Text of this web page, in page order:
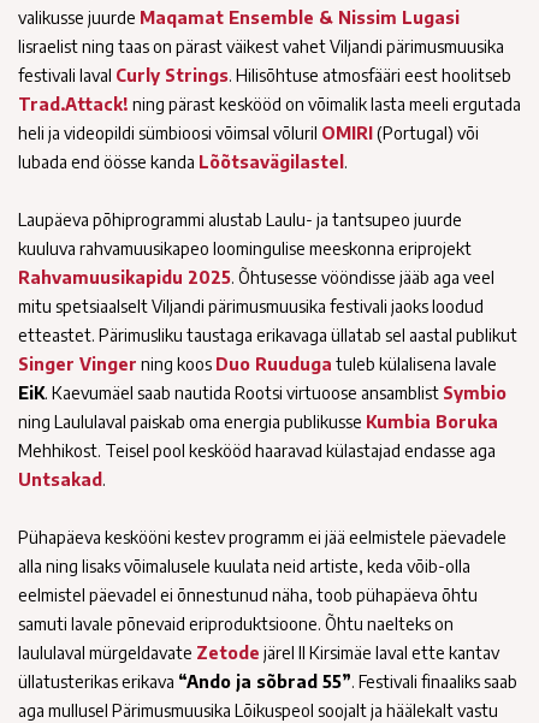
valikusse juurde Maqamat Ensemble & Nissim Lugasi
Iisraelist ning taas on pärast väikest vahet Viljandi pärimusmuusika
festivali laval Curly Strings. Hilisõhtuse atmosfääri eest hoolitseb
Trad.Attack! ning pärast keskööd on võimalik lasta meeli ergutada
heli ja videopildi sümbioosi võimsal võluril OMIRI(Portugal) või
lubada end öösse kanda Lõõtsavägilastel .
Laupäeva põhiprogrammi alustab Laulu- ja tantsupeo juurde
kuuluva rahvamuusikapeo loomingulise meeskonna eriprojekt
Rahvamuusikapidu 2025. Õhtusesse vööndisse jääb aga veel
mitu spetsiaalselt Viljandi pärimusmuusika festivali jaoks loodud
etteastet. Pärimusliku taustaga erikavaga üllatab sel aastal publikut
Singer Vinger ning koos Duo Ruuduga tuleb külalisena lavale
EiK. Kaevumäel saab nautida Rootsi virtuoose ansamblist Symbio
ning Laululaval paiskab oma energia publikusse Kumbia Boruka
Mehhikost. Teisel pool keskööd haaravad külastajad endasse aga
Untsakad .
Pühapäeva keskööni kestev programm ei jää eelmistele päevadele
alla ning lisaks võimalusele kuulata neid artiste, keda võib-olla
eelmistel päevadel ei õnnestunud näha, toob pühapäeva õhtu
samuti lavale põnevaid eriproduktsioone. Õhtu naelteks on
laululaval mürgeldavate Zetode järel II Kirsimäe laval ette kantav
üllatusterikas erikava “Ando ja sõbrad 55”. Festivali finaaliks saab
aga mullusel Pärimusmuusika Lõikuspeol soojalt ja häälekalt vastu